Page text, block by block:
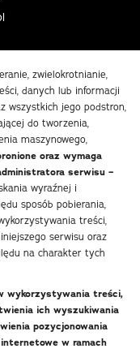
zwielokrotnianie,
danych lub informacji
wszystkich jego podstron,
do tworzenia,
maszynowego,
oraz wymaga
serwisu –
wyraźnej i
sposób pobierania,
treści,
serwisu oraz
na charakter tych
wykorzystywania treści,
ich wyszukiwania
pozycjonowania
w ramach